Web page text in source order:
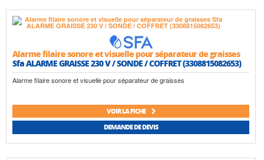
Alarme filaire sonore et visuelle pour séparateur de graisses
Sfa ALARME GRAISSE 230 V / SONDE / COFFRET (3308815082653)
Alarme filaire sonore et visuelle pour séparateur de graisses
VOIR LA FICHE
DEMANDE DE DEVIS